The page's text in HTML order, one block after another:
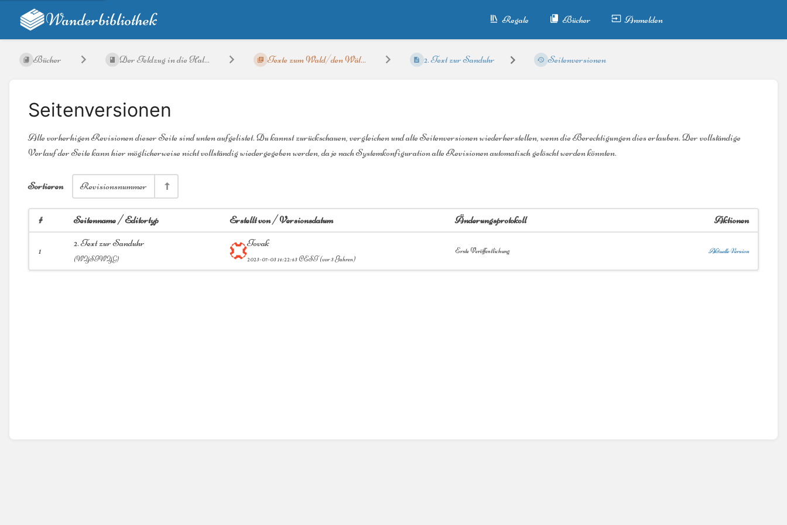
Wanderbibliothek Regale Bücher Anmelden
Bücher Der Feldzug in die Hal... Texte zum Wald/den Wäl... 2. Text zur Sanduhr Seitenversionen
Seitenversionen
Alle vorherhigen Revisionen dieser Seite sind unten aufgelistet. Du kannst zurückschauen, vergleichen und alte Seitenversionen wiederherstellen, wenn die Berechtigungen dies erlauben. Der vollständige
Verlauf der Seite kann hier möglicherweise nicht vollständig wiedergegeben werden, da je nach Systemkonfiguration alte Revisionen automatisch gelöscht werden könnten.
Sortieren Revisionsnummer
# Seitenname / Editortyp Erstellt von / Versionsdatum Änderungsprotokoll Aktionen
1
2. Text zur Sanduhr
(WYSIWYG)
Tovak
2023-07-03 14:22:43 CEST (vor 3 Jahren)
Erste Veröffentlichung Aktuelle Version